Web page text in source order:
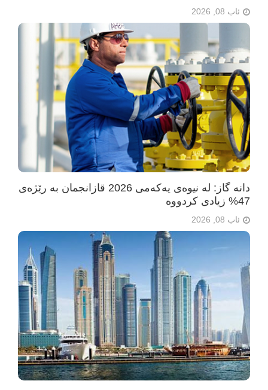
ئاب 08, 2026
دانە گاز: لە نیوەی یەکەمی 2026 قازانجمان بە رێژەی
47% زیادی کردووە
ئاب 08, 2026